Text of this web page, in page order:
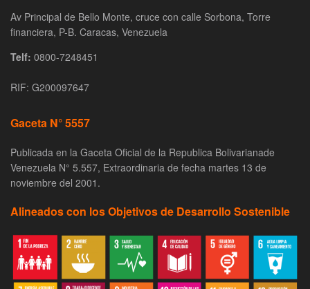
Av Principal de Bello Monte, cruce con calle Sorbona, Torre
financiera, P-B. Caracas, Venezuela
Telf: 0800-7248451
RIF: G200097647
Gaceta N° 5557
Publicada en la Gaceta Oficial de la Republica Bolivarianade
Venezuela N° 5.557, Extraordinaria de fecha martes 13 de
noviembre del 2001.
Alineados con los Objetivos de Desarrollo Sostenible